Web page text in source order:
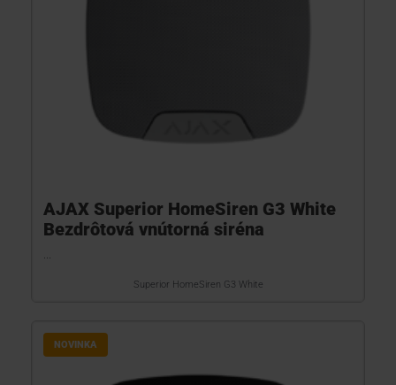
AJAX Superior HomeSiren G3 White
Bezdrôtová vnútorná siréna
Superior HomeSiren G3 White
NOVINKA